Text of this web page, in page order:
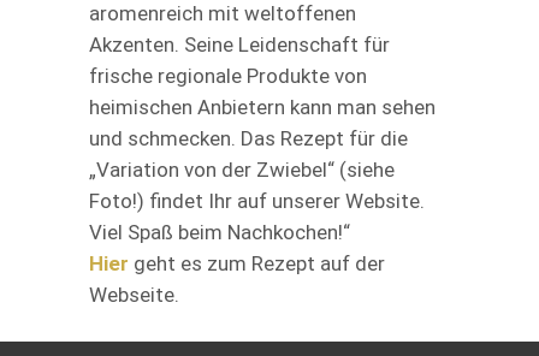
aromenreich mit weltoffenen
Akzenten. Seine Leidenschaft für
frische regionale Produkte von
heimischen Anbietern kann man sehen
und schmecken. Das Rezept für die
„Variation von der Zwiebel“ (siehe
Foto!) findet Ihr auf unserer Website.
Viel Spaß beim Nachkochen!“⁣
Hier geht es zum Rezept auf der
Webseite.